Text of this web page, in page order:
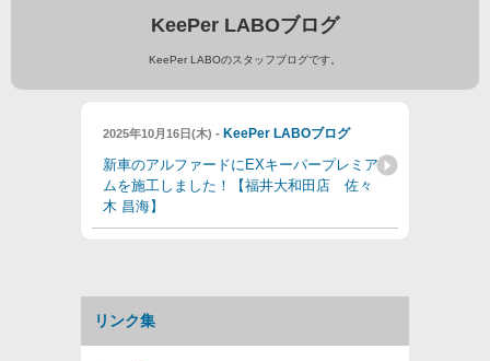
KeePer LABOブログ
KeePer LABOのスタッフブログです。
2025年10月16日(木) - KeePer LABOブログ
新車のアルファードにEXキーパープレミア
ムを施工しました！【福井大和田店 佐々
木 昌海】
リンク集